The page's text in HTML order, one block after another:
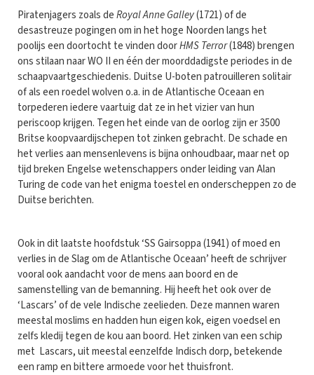
Piratenjagers zoals deRoyal Anne Galley(1721) of de
desastreuze pogingen om in het hoge Noorden langs het
poolijs een doortocht te vinden doorHMS Terror(1848) brengen
ons stilaan naar WO II en één der moorddadigste periodes in de
schaapvaartgeschiedenis. Duitse U-boten patrouilleren solitair
of als een roedel wolven o.a. in de Atlantische Oceaan en
torpederen iedere vaartuig dat ze in het vizier van hun
periscoop krijgen. Tegen het einde van de oorlog zijn er 3500
Britse koopvaardijschepen tot zinken gebracht. De schade en
het verlies aan mensenlevens is bijna onhoudbaar, maar net op
tijd breken Engelse wetenschappers onder leiding van Alan
Turing de code van het enigma toestel en onderscheppen zo de
Duitse berichten.
Ook in dit laatste hoofdstuk ‘SS Gairsoppa (1941) of moed en
verlies in de Slag om de Atlantische Oceaan’ heeft de schrijver
vooral ook aandacht voor de mens aan boord en de
samenstelling van de bemanning. Hij heeft het ook over de
‘Lascars’ of de vele Indische zeelieden. Deze mannen waren
meestal moslims en hadden hun eigen kok, eigen voedsel en
zelfs kledij tegen de kou aan boord. Het zinken van een schip
met Lascars, uit meestal eenzelfde Indisch dorp, betekende
een ramp en bittere armoede voor het thuisfront.